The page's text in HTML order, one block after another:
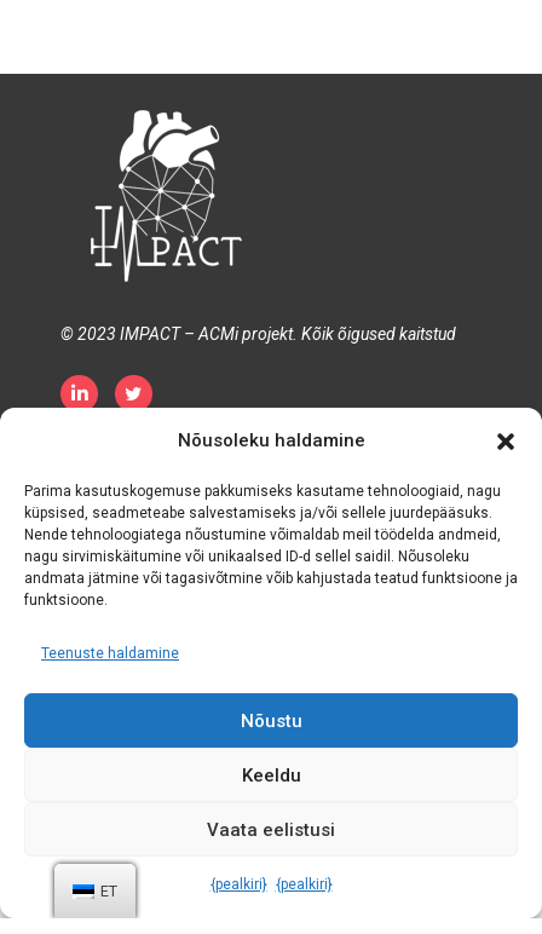
Nõusoleku haldamine
Parima kasutuskogemuse pakkumiseks kasutame tehnoloogiaid, nagu
küpsised, seadmeteabe salvestamiseks ja/või sellele juurdepääsuks.
Nende tehnoloogiatega nõustumine võimaldab meil töödelda andmeid,
nagu sirvimiskäitumine või unikaalsed ID-d sellel saidil. Nõusoleku
andmata jätmine või tagasivõtmine võib kahjustada teatud funktsioone ja
funktsioone.
Teenuste haldamine
Nõustu
Keeldu
Vaata eelistusi
{pealkiri} {pealkiri}
© 2023 IMPACT – ACMi projekt. Kõik õigused kaitstud
Privaatsuspoliitika
Küpsiste poliitika
ET